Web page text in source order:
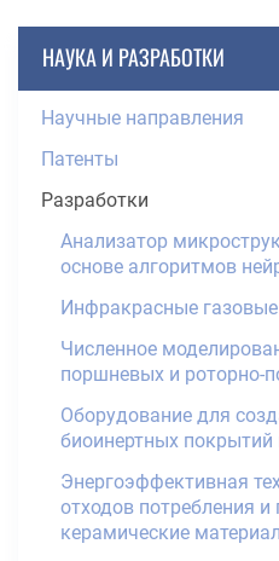
НАУКА И РАЗРАБОТКИ
Научные направления
Патенты
Разработки
Анализатор
основе алгоритмов
Инфракрасные газовые
Численное
поршневых и роторно-
Оборудование для
биоинертных
Энергоэффективная
отходов потребления и
керамические